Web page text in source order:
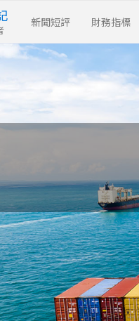
新聞短評 財務指標